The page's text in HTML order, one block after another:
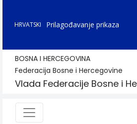
HRVATSKI Prilagođavanje prikaza
BOSNA I HERCEGOVINA
Federacija Bosne i Hercegovine
Vlada Federacije Bosne i